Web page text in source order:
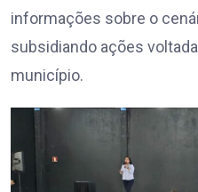
informações sobre o
subsidiando ações
município.